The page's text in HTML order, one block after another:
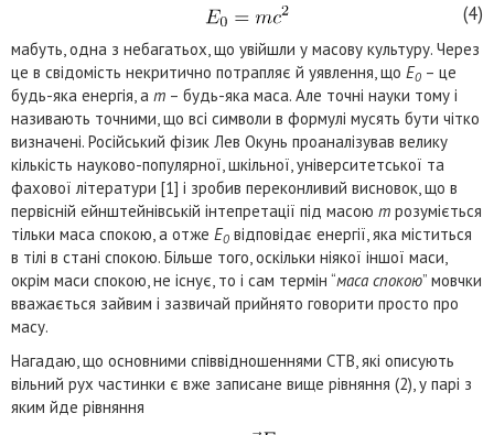
(4)
мабуть, одна з небагатьох, що увійшли у масову культуру. Через
це в свідомість некритично потрапляє й уявлення, що E0 – це
будь-яка енергія, а m – будь-яка маса. Але точні науки тому і
називають точними, що всі символи в формулі мусять бути чітко
визначені. Російський фізик Лев Окунь проаналізував велику
кількість науково-популярної, шкільної, університетської та
фахової літератури [1] і зробив переконливий висновок, що в
первісній ейнштейнівській інтепретації під масою m розуміється
тільки маса спокою, а отже E0 відповідає енергії, яка міститься
в тілі в стані спокою. Більше того, оскільки ніякої іншої маси,
окрім маси спокою, не існує, то і сам термін “маса спокою” мовчки
вважається зайвим і зазвичай прийнято говорити просто про
масу.
Нагадаю, що основними співвідношеннями СТВ, які описують
вільний рух частинки є вже записане вище рівняння (2), у парі з
яким йде рівняння